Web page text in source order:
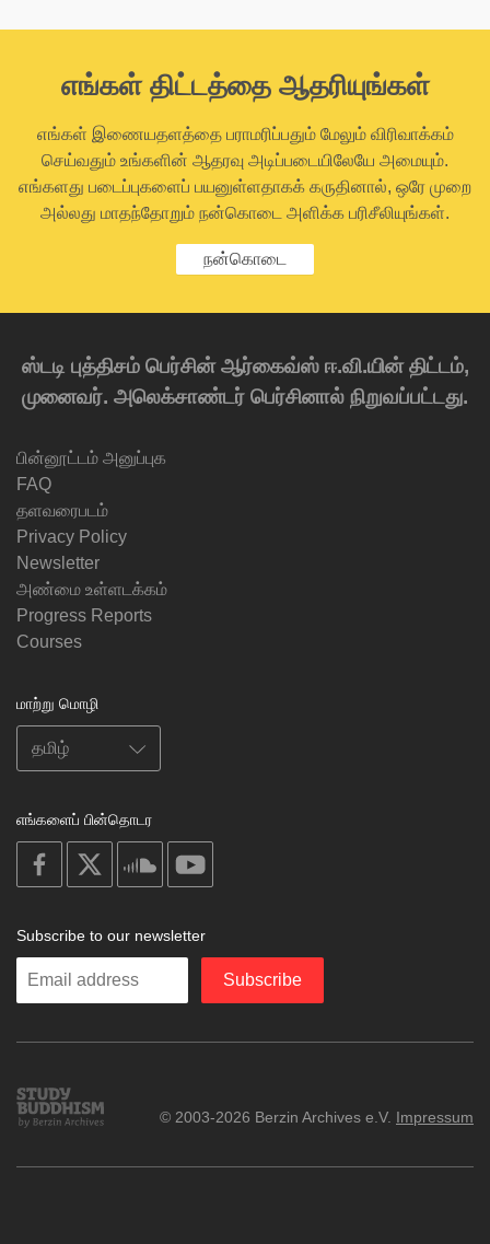
எங்கள் திட்டத்தை ஆதரியுங்கள்
எங்கள் இணையதளத்தை பராமரிப்பதும் மேலும் விரிவாக்கம்
செய்வதும் உங்களின் ஆதரவு அடிப்படையிலேயே அமையும்.
எங்களது படைப்புகளைப் பயனுள்ளதாகக் கருதினால், ஒரே முறை
அல்லது மாதந்தோறும் நன்கொடை அளிக்க பரிசீலியுங்கள்.
நன்கொடை
ஸ்டடி புத்திசம் பெர்சின் ஆர்கைவ்ஸ் ஈ.வி.யின் திட்டம்,
முனைவர். அலெக்சாண்டர் பெர்சினால் நிறுவப்பட்டது.
பின்னூட்டம் அனுப்புக
FAQ
தளவரைபடம்
Privacy Policy
Newsletter
அண்மை உள்ளடக்கம்
Progress Reports
Courses
மாற்று மொழி
எங்களைப் பின்தொடர
on
facebook
soundcloud
Subscribe to our newsletter
Enter
Subscribe
Study
Buddhism
© 2003-2026 Berzin Archives e.V. Impressum